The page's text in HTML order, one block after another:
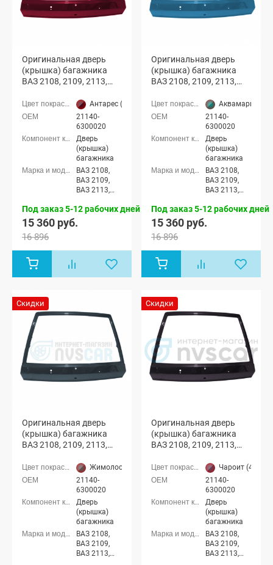
Оригинальная дверь
(крышка) багажника
ВАЗ 2108, 2109, 2113,
(Антарес 125)
Антарес (125 темно-вишневый)
21140-
6300020
Дверь
(крышка)
багажника
ВАЗ 2108,
ВАЗ 2109,
ВАЗ 2113,
Под заказ 5-12 рабочих дней
15 360 руб.
16 896
Оригинальная дверь
(крышка) багажника
ВАЗ 2108, 2109, 2113,
(Аквамарин 460)Аквамарин
21140-
6300020
Дверь
(крышка)
багажника
ВАЗ 2108,
ВАЗ 2109,
ВАЗ 2113,
Под заказ 5-12 рабочих дней
15 360 руб.
16 896
Скидки
Оригинальная дверь
(крышка) багажника
ВАЗ 2108, 2109, 2113,
(Жимолость 627)Жимолость (627 серый стальной)
21140-
6300020
Дверь
(крышка)
багажника
ВАЗ 2108,
ВАЗ 2109,
ВАЗ 2113,
Скидки
Оригинальная дверь
(крышка) багажника
ВАЗ 2108, 2109, 2113,
(Чароит 408)
Чароит (408
21140-
6300020
Дверь
(крышка)
багажника
ВАЗ 2108,
ВАЗ 2109,
ВАЗ 2113,